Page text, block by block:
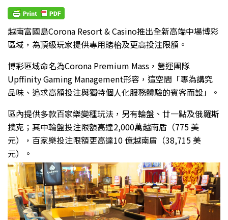
越南富國島Corona Resort & Casino推出全新高端中場博彩
區域，為頂級玩家提供專用賭枱及更高投注限額。
博彩區域命名為Corona Premium Mass，營運團隊
Upffinity Gaming Management形容，這空間「專為講究
品味、追求高額投注與獨特個人化服務體驗的賓客而設」。
區內提供多款百家樂變種玩法，另有輪盤、廿一點及俄羅斯
撲克；其中輪盤投注限額高達2,000萬越南盾（775 美
元），百家樂投注限額更高達10 億越南盾（38,715 美
元）。